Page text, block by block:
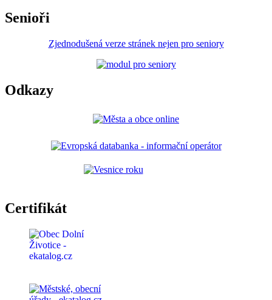
Senioři
Zjednodušená verze stránek nejen pro seniory
Odkazy
Certifikát